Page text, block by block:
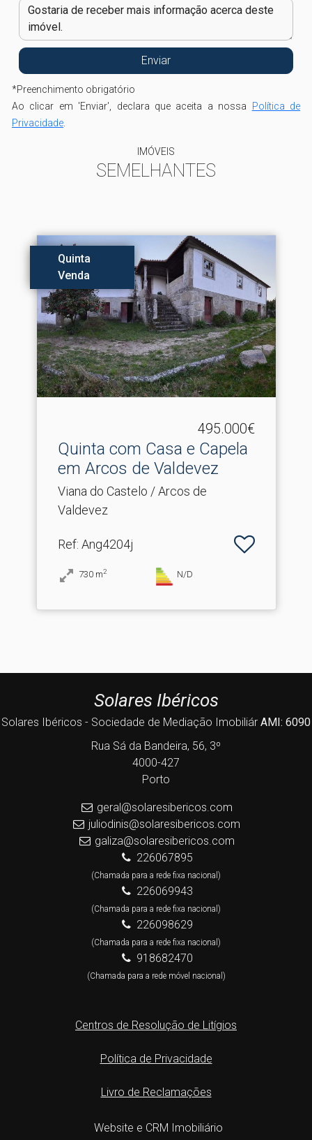
*Preenchimento obrigatório
Ao clicar em 'Enviar', declara que aceita a nossa Política de
Privacidade
IMÓVEIS
SEMELHANTES
Quinta
Venda
495.000€
Quinta com Casa e Capela
em Arcos de Valdevez
Viana do Castelo / Arcos de
Valdevez
Ref: Ang4204j
730 m2 N/D
Solares Ibéricos
Solares Ibéricos - Sociedade de Mediação Imobiliár AMI: 6090
Rua Sá da Bandeira, 56, 3º
4000-427
Porto
geral@solaresibericos.com
juliodinis@solaresibericos.com
galiza@solaresibericos.com
226067895
(Chamada para a rede fixa nacional)
226069943
(Chamada para a rede fixa nacional)
226098629
(Chamada para a rede fixa nacional)
918682470
(Chamada para a rede móvel nacional)
Centros de Resolução de Litígios
Política de Privacidade
Livro de Reclamações
Website e CRM Imobiliário